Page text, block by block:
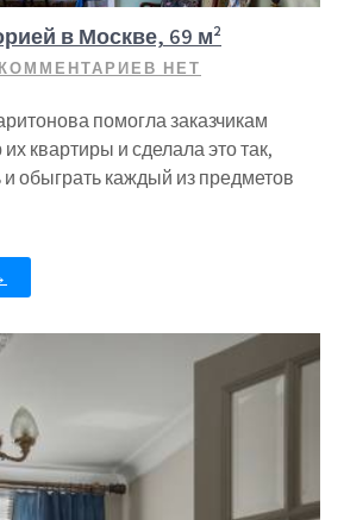
в Москве, 69 м²
КОММЕНТАРИЕВ НЕТ
помогла заказчикам
квартиры и сделала это так,
и обыграть каждый из предметов